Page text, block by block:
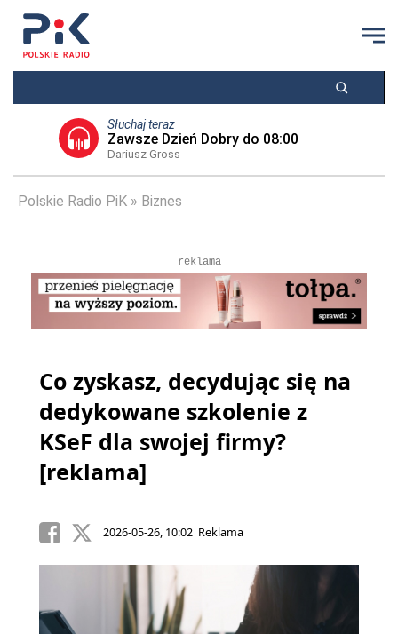
Słuchaj teraz
Zawsze Dzień Dobry do 08:00
Dariusz Gross
Polskie Radio PiK Biznes
reklama
Co zyskasz, decydując się na
dedykowane szkolenie z
KSeF dla swojej firmy?
[reklama]
2026-05-26, 10:02 Reklama